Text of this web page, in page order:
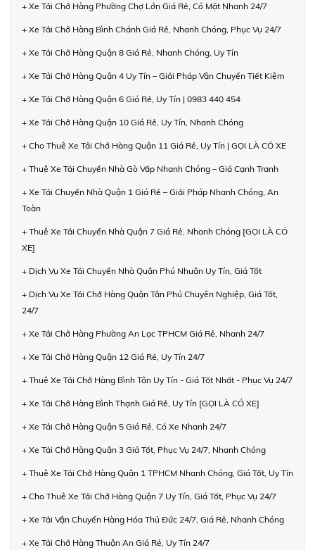
+ Xe Tải Chở Hàng Phường Chợ Lớn Giá Rẻ, Có Mặt Nhanh 24/7
+ Xe Tải Chở Hàng Bình Chánh Giá Rẻ, Nhanh Chóng, Phục Vụ 24/7
+ Xe Tải Chở Hàng Quận 8 Giá Rẻ, Nhanh Chóng, Uy Tín
+ Xe Tải Chở Hàng Quận 4 Uy Tín – Giải Pháp Vận Chuyển Tiết Kiệm
+ Xe Tải Chở Hàng Quận 6 Giá Rẻ, Uy Tín | 0983 440 454
+ Xe Tải Chở Hàng Quận 10 Giá Rẻ, Uy Tín, Nhanh Chóng
+ Cho Thuê Xe Tải Chở Hàng Quận 11 Giá Rẻ, Uy Tín | GỌI LÀ CÓ XE
+ Thuê Xe Tải Chuyển Nhà Gò Vấp Nhanh Chóng – Giá Cạnh Tranh
+ Xe Tải Chuyển Nhà Quận 1 Giá Rẻ – Giải Pháp Nhanh Chóng, An
Toàn
+ Thuê Xe Tải Chuyển Nhà Quận 7 Giá Rẻ, Nhanh Chóng [GỌI LÀ CÓ
XE]
+ Dịch Vụ Xe Tải Chuyển Nhà Quận Phú Nhuận Uy Tín, Giá Tốt
+ Dịch Vụ Xe Tải Chở Hàng Quận Tân Phú Chuyên Nghiệp, Giá Tốt,
24/7
+ Xe Tải Chở Hàng Phường An Lạc TPHCM Giá Rẻ, Nhanh 24/7
+ Xe Tải Chở Hàng Quận 12 Giá Rẻ, Uy Tín 24/7
+ Thuê Xe Tải Chở Hàng Bình Tân Uy Tín - Giá Tốt Nhất - Phục Vụ 24/7
+ Xe Tải Chở Hàng Bình Thạnh Giá Rẻ, Uy Tín [GỌI LÀ CÓ XE]
+ Xe Tải Chở Hàng Quận 5 Giá Rẻ, Có Xe Nhanh 24/7
+ Xe Tải Chở Hàng Quận 3 Giá Tốt, Phục Vụ 24/7, Nhanh Chóng
+ Thuê Xe Tải Chở Hàng Quận 1 TPHCM Nhanh Chóng, Giá Tốt, Uy Tín
+ Cho Thuê Xe Tải Chở Hàng Quận 7 Uy Tín, Giá Tốt, Phục Vụ 24/7
+ Xe Tải Vận Chuyển Hàng Hóa Thủ Đức 24/7, Giá Rẻ, Nhanh Chóng
+ Xe Tải Chở Hàng Thuận An Giá Rẻ, Uy Tín 24/7